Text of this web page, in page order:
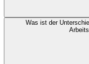
Was ist der